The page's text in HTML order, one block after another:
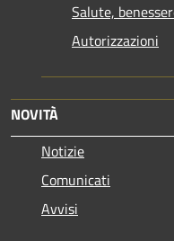
Salute,
Autorizzazioni
NOVITÀ
Notizie
Comunicati
Avvisi